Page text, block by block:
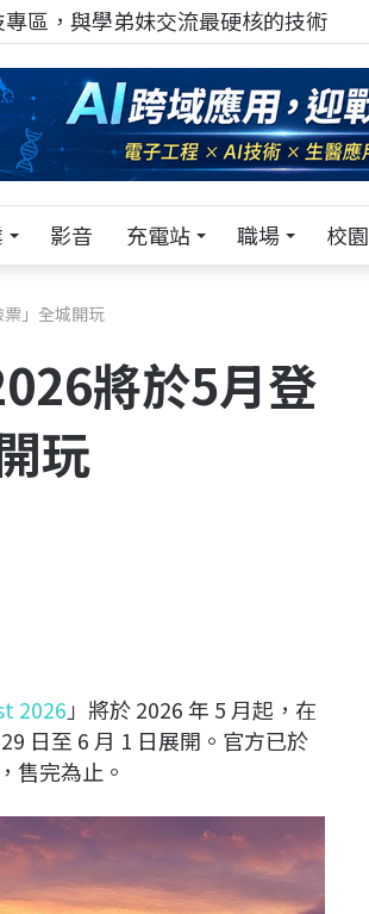
區，與學弟妹交流最硬核的技術
影音 充電站 職場 校園
」全城開玩
將於5月登
玩
2026 」將於 2026 年 5 月起，在
日至 6 月 1 日展開。官方已於
售完為止。